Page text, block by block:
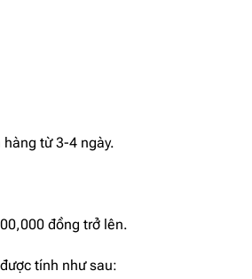
từ 3-4 ngày.
đồng trở lên.
tính như sau: